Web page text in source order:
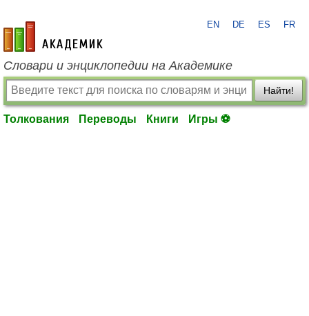
academic.ru
EN DE ES FR
Словари и энциклопедии на Академике
Найти!
Толкования Переводы Книги Игры ⚽